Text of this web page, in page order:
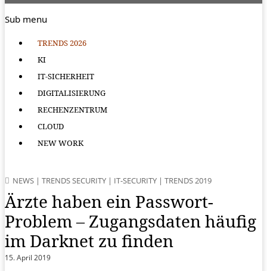
Sub menu
TRENDS 2026
KI
IT-SICHERHEIT
DIGITALISIERUNG
RECHENZENTRUM
CLOUD
NEW WORK
NEWS | TRENDS SECURITY | IT-SECURITY | TRENDS 2019
Ärzte haben ein Passwort-
Problem – Zugangsdaten häufig
im Darknet zu finden
15. April 2019